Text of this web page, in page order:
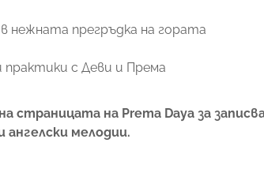
нежната прегръдка на гората
практики с Деви и Према
страницата на Prema Daya за
мелодии.